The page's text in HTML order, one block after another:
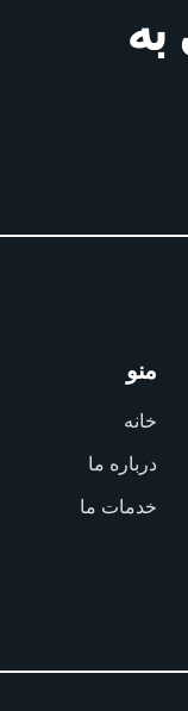
منو
خانه
درباره ما
خدمات ما